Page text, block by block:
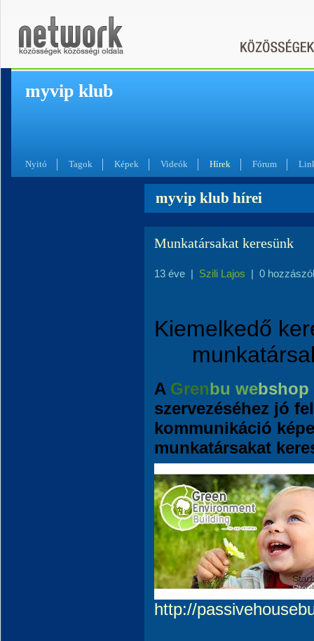
myvip klub
Nyitó Tagok Képek Videók Hírek Fórum
myvip klub hírei
Munkatársakat keresünk
13 éve | Szili Lajos | 0
Kiemelkedő
A Grenbu webshop
szervezéséhez jó
kommunikáció
munkatársakat
http://